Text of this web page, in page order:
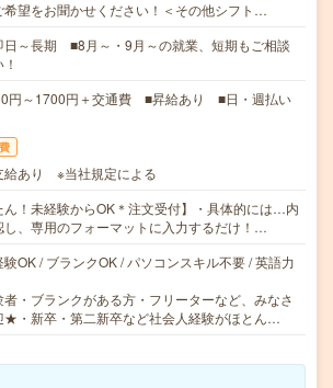
希望をお聞かせください！＜その他シフト…
日～長期 ■8月～・9月～の就業、短期もご相談
円～1700円＋交通費 ■昇給あり ■日・週払い
給あり ※当社規定による
ん！未経験からOK＊注文受付】・具体的には…内
し、専用のフォーマットに入力するだけ！…
OK / ブランクOK / パソコンスキル不要 / 英語力
・ブランクがある方・フリーターなど、みなさ
★・新卒・第二新卒など社会人経験がほとん…